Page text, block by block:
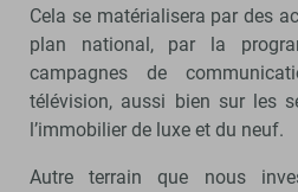
Cela se matérialisera par des
plan national, par la
campagnes de
télévision, aussi bien sur les
l’immobilier de luxe et du neuf.
Autre terrain que nous